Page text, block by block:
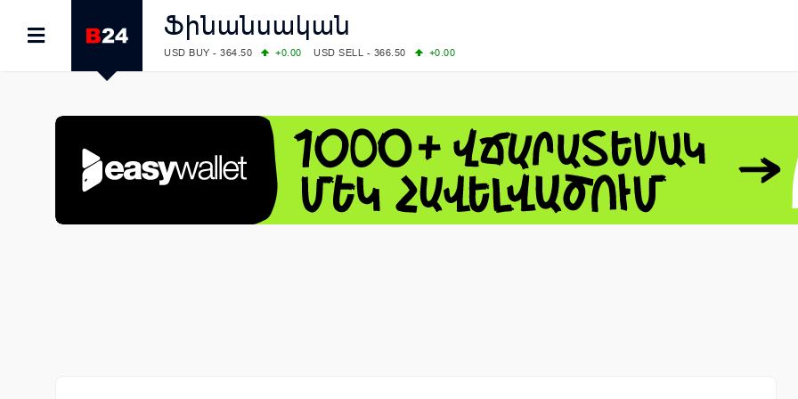
Ֆինանսական
USD BUY - 364.50 +0.00 USD SELL - 366.50
+0.00
COMEX: PLATINUM - 1759.60
LME: ALUMINIUM - 3184.00
-0.27 COPPER - 13791.00
-0.12
LME: NICKEL - 17249.00
+0.09 TIN - 55268.00
+2.50
LME: LEAD - 1877.50
-1.00 ZINC - 3643.00
+1.43
FOREX: USD/JPY - 157.76
-0.39 EUR/GBP - 1.1558
+0.32
FOREX: EUR/USD - 1.1558
+0.32 GBP/USD - 1.3488
+0.30